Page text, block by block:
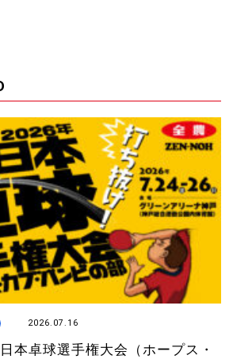
2026.07.16
本卓球選手権大会（ホープス・